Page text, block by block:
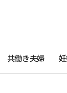
共働き夫婦